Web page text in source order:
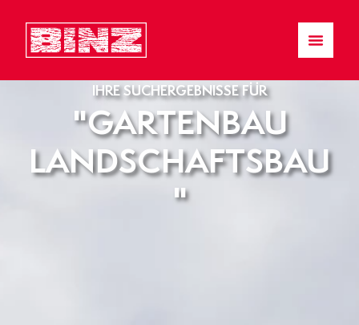
IHRE SUCHERGEBNISSE FÜR
"GARTENBAU
LANDSCHAFTSBAU
"